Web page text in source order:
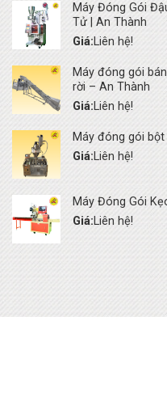
Máy Đóng Gói
Tử | An Thành
Giá:Liên hệ!
Máy đóng gói
rời – An Thành
Giá:Liên hệ!
Máy đóng gói
Giá:Liên hệ!
Máy Đóng Gói
Giá:Liên hệ!